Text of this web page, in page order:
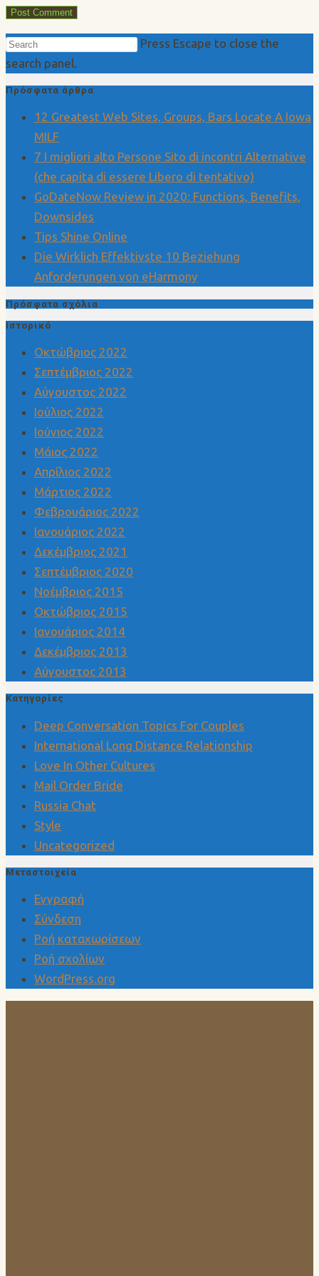
Press Escape to close the
search panel.
Πρόσφατα άρθρα
12 Greatest Web Sites, Groups, Bars Locate A Iowa
MILF
7 I migliori alto Persone Sito di incontri Alternative
(che capita di essere Libero di tentativo)
GoDateNow Review in 2020: Functions, Benefits,
Downsides
Tips Shine Online
Die Wirklich Effektivste 10 Beziehung
Anforderungen von eHarmony
Πρόσφατα σχόλια
Ιστορικό
Οκτώβριος 2022
Σεπτέμβριος 2022
Αύγουστος 2022
Ιούλιος 2022
Ιούνιος 2022
Μάιος 2022
Απρίλιος 2022
Μάρτιος 2022
Φεβρουάριος 2022
Ιανουάριος 2022
Δεκέμβριος 2021
Σεπτέμβριος 2020
Νοέμβριος 2015
Οκτώβριος 2015
Ιανουάριος 2014
Δεκέμβριος 2013
Αύγουστος 2013
Kατηγορίες
Deep Conversation Topics For Couples
International Long Distance Relationship
Love In Other Cultures
Mail Order Bride
Russia Chat
Style
Uncategorized
Μεταστοιχεία
Εγγραφή
Σύνδεση
Ροή καταχωρίσεων
Ροή σχολίων
WordPress.org